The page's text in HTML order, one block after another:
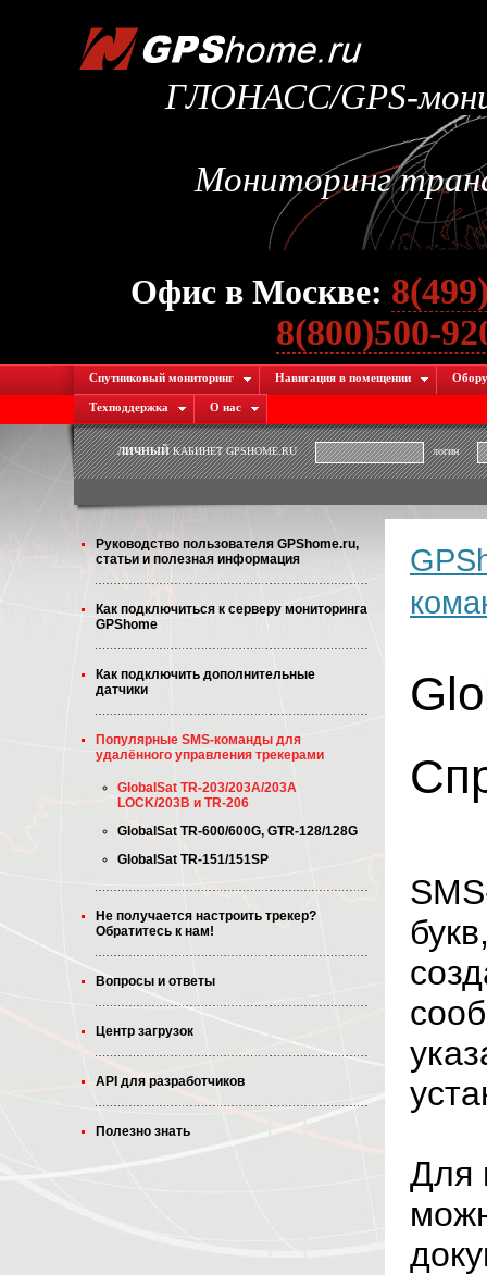
ГЛОНАСС/GPS-
Мониторинг
Офис в Москве:
8(800)500-
Спутниковый мониторинг Навигация в помещении
Техподдержка О нас
ЛИЧНЫЙКАБИНЕТ GPSHOME.RU логин
Руководство пользователя GPShome.ru,
статьи и полезная информация
Как подключиться к серверу мониторинга
GPShome
Как подключить дополнительные
датчики
Популярные SMS-команды для
удалённого управления трекерами
GlobalSat TR-203/203A/203A
LOCK/203B и TR-206
GlobalSat TR-600/600G, GTR-128/128G
GlobalSat TR-151/151SP
Не получается настроить трекер?
Обратитесь к нам!
Вопросы и ответы
Центр загрузок
API для разработчиков
Полезно знать
Для